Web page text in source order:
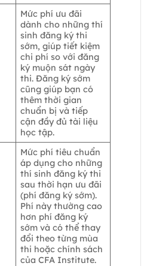
Mức phí ưu đãi
dành cho những thí
sinh đăng ký thi
sớm, giúp tiết kiệm
chi phí so với đăng
ký muộn sát ngày
thi. Đăng ký sớm
cũng giúp bạn có
thêm thời gian
chuẩn bị và tiếp
cận đầy đủ tài liệu
học tập.
Mức phí tiêu chuẩn
áp dụng cho những
thí sinh đăng ký thi
sau thời hạn ưu đãi
(phí đăng ký sớm).
Phí này thường cao
hơn phí đăng ký
sớm và có thể thay
đổi theo từng mùa
thi hoặc chính sách
của CFA Institute.